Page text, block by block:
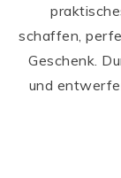
schaffen,
Geschenk.
und